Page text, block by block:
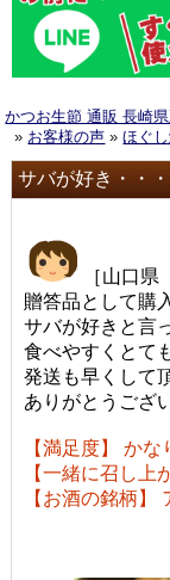
かつお生節 通販 長崎
» お客様の声 »ほぐ
サバが好き・・・
［山口
贈答品として購
サバが好きと言
食べやすくとて
発送も早くして
ありがとうござ
【満足度】 かな
【一緒に召し上
【お酒の銘柄】